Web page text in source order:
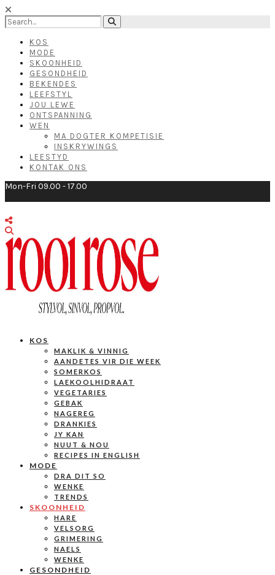
KOS
MODE
SKOONHEID
GESONDHEID
BEKENDES
LEEFSTYL
JOU LEWE
ONTSPANNING
WEN
MA DOGTER KOMPETISIE
INSKRYWINGS
LEESTYD
KONTAK ONS
Mon-Fri 09.00 - 17.00
KOS
MAKLIK & VINNIG
AANDETES VIR DIE WEEK
SOMERKOS
LAEKOOLHIDRAAT
VEGETARIES
GEBAK
NAGEREG
DRANKIES
JY KAN
NUUT & NOU
RECIPES IN ENGLISH
MODE
DRA DIT SO
WENKE
TRENDS
SKOONHEID
HARE
VELSORG
GRIMERING
NAELS
WENKE
GESONDHEID